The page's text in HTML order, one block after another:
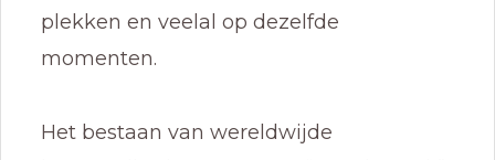
plekken en veelal op dezelfde
momenten.
Het bestaan van wereldwijde